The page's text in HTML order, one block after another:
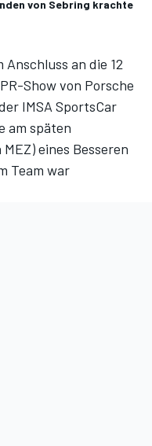
von Sebring krachte
Anschluss an die 12
Show von Porsche
IMSA SportsCar
am späten
eines Besseren
Team war